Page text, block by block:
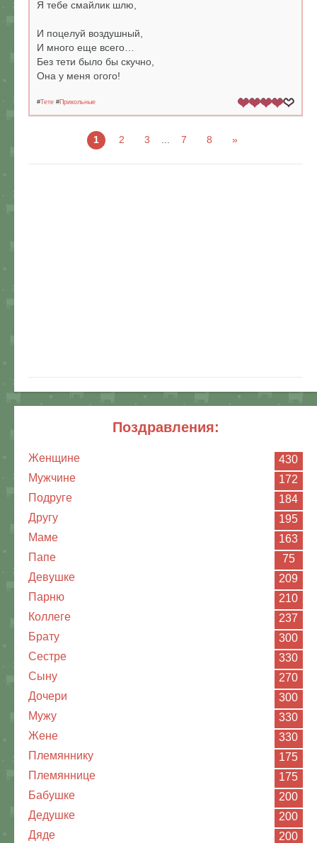
поздравления:
Женщине
430
Мужчине
172
Подруге
184
Другу
195
Маме
163
Папе
75
Девушке
209
Парню
210
Коллеге
237
Брату
300
Сестре
330
Сыну
270
Дочери
300
Мужу
330
Жене
330
Племяннику
175
Племяннице
175
Бабушке
200
Дедушке
200
Дяде
200
Я тебе смайлик шлю,
И поцелуй воздушный,
И много еще всего…
Без тети было бы скучно,
Она у меня огого!
#Тете #Прикольные
1 2 3 7 8 »